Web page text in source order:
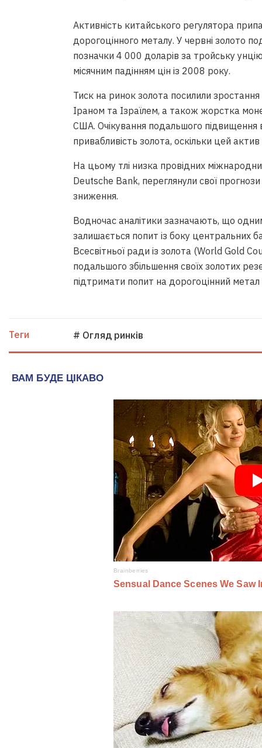
Активність китайського регулятора
дорогоцінного металу. У червні золото
позначки 4 000 доларів за тройську
місячним падінням цін із 2008 року.
Тиск на ринок золота посилили зростання
Іраном та Ізраїлем, а також жорстка
США. Очікування подальшого
привабливість золота, оскільки цей
На цьому тлі низка провідних
Deutsche Bank, переглянули свої
зниження.
Водночас аналітики зазначають, що
залишається попит із боку центральних
Всесвітньої ради із золота (World Gold
подальшого збільшення своїх золотих
підтримати попит на дорогоцінний метал
Теги # Огляд ринків